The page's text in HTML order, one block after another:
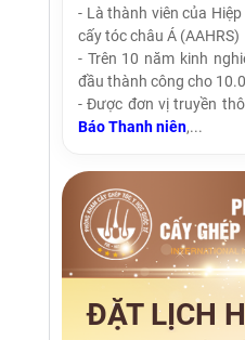
- Là thành viên của
cấy tóc châu Á (AAHRS)
- Trên 10 năm kinh
đầu thành công cho
- Được đơn vị truyền
Báo Thanh niên,...
ĐẶT LỊCH